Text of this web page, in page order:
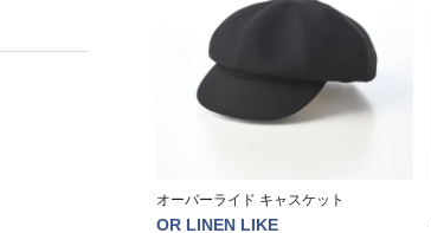
オーバーライド キャスケット
OR LINEN LIKE